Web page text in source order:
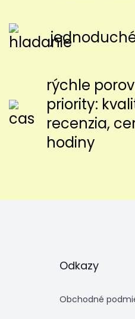
rýchle
priority:
recenzia,
hodiny
Odkazy
Obchodné